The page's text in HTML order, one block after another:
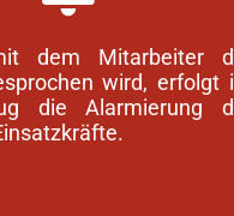
dem Mitarbeiter
wird, erfolgt
die Alarmierung